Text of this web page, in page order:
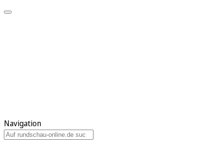
Navigation